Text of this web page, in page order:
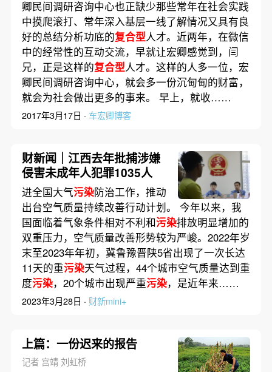
卿民间调研咨询中心也正缺少那些常年在社会实践
中摸爬滚打、常年深入基层一线了解情况又具有良
好的总结分析功底的复合型人才。近两年，在微信
中的经常性的互动交流，早就让宏卿感觉到，闫
兄，正是这样的复合型人才。这样的人多一位，宏
卿民间调研咨询中心，就会多一份沉甸甸的财富，
就会为社会做出更多的事来。 早上，就收……
2017年3月17日 · 车宏卿博客
财新闻｜江西去年批捕涉嫌
侵害未成年人犯罪1035人
进全国大气污染防治工作，推动
出台空气质量持续改善行动计划。 今年以来，我
国面临着气象条件相对不利和污染排放明显增加的
双重压力，空气质量改善形势较为严峻。2022年岁
末至2023年年初，冀鲁豫晋陕5省出现了一次长达
11天的重污染天气过程，44个城市空气质量达到重
度污染，20个城市出现严重污染，是近年来……
2023年3月28日 · 财新mini+
上篇：一份迟来的报告
记者 宫靖 刘虹桥